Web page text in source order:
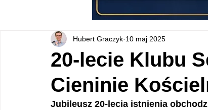
20-lecie Klubu
Cieninie
Hubert Graczyk 10 maj 2025
Jubileusz 20-lecia istnienia